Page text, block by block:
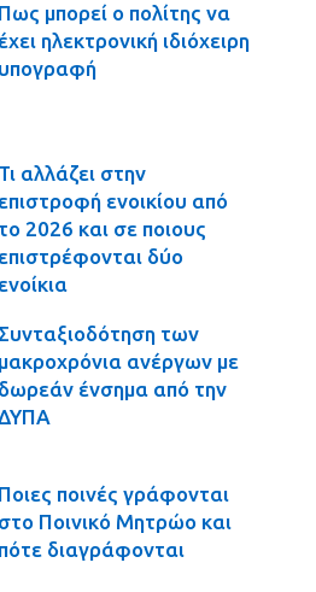
Πως μπορεί ο πολίτης να
έχει ηλεκτρονική ιδιόχειρη
υπογραφή
Τι αλλάζει στην
επιστροφή ενοικίου από
το 2026 και σε ποιους
επιστρέφονται δύο
ενοίκια
Συνταξιοδότηση των
μακροχρόνια ανέργων με
δωρεάν ένσημα από την
Ποιες ποινές γράφονται
στο Ποινικό Μητρώο και
πότε διαγράφονται